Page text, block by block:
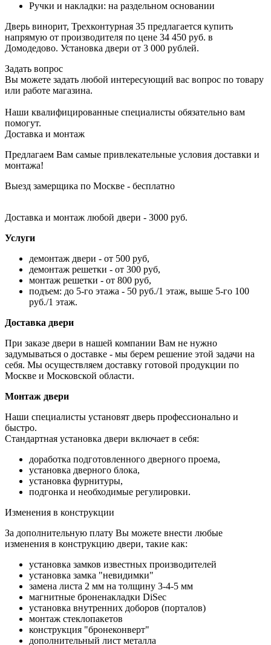
Ручки и накладки: на раздельном основании
Дверь винорит, Трехконтурная 35 предлагается купить
напрямую от производителя по цене 34 450 руб. в
Домодедово. Установка двери от 3 000 рублей.
Задать вопрос
Вы можете задать любой интересующий вас вопрос по товару
или работе магазина.
Наши квалифицированные специалисты обязательно вам
помогут.
Доставка и монтаж
Предлагаем Вам самые привлекательные условия доставки и
монтажа!
Выезд замерщика по Москве - бесплатно
Доставка и монтаж любой двери - 3000 руб.
Услуги
демонтаж двери - от 500 руб,
демонтаж решетки - от 300 руб,
монтаж решетки - от 800 руб,
подъем: до 5-го этажа - 50 руб./1 этаж, выше 5-го 100
руб./1 этаж.
Доставка двери
При заказе двери в нашей компании Вам не нужно
задумываться о доставке - мы берем решение этой задачи на
себя. Мы осуществляем доставку готовой продукции по
Москве и Московской области.
Монтаж двери
Наши специалисты установят дверь профессионально и
быстро.
Стандартная установка двери включает в себя:
доработка подготовленного дверного проема,
установка дверного блока,
установка фурнитуры,
подгонка и необходимые регулировки.
Изменения в конструкции
За дополнительную плату Вы можете внести любые
изменения в конструкцию двери, такие как:
установка замков известных производителей
установка замка "невидимки"
замена листа 2 мм на толщину 3-4-5 мм
магнитные броненакладки DiSec
установка внутренних доборов (порталов)
монтаж стеклопакетов
конструкция "бронеконверт"
дополнительный лист металла